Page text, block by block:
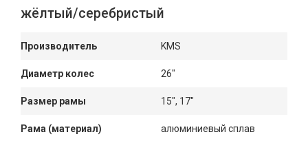
жёлтый/серебристый
Производитель KMS
Диаметр колес 26"
Размер рамы 15", 17"
Рама (материал) алюминиевый сплав